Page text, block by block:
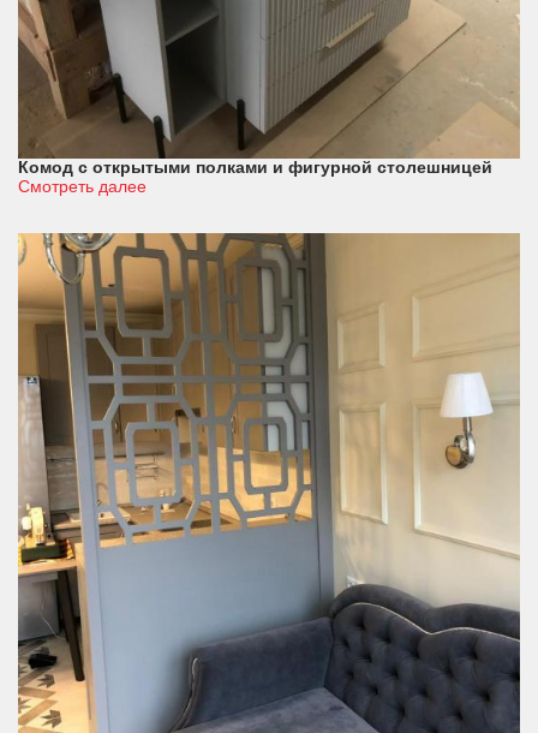
Комод с открытыми полками и фигурной столешницей
Смотреть далее